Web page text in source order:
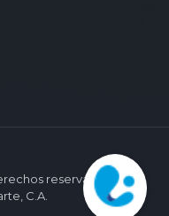
reservados -
C.A.